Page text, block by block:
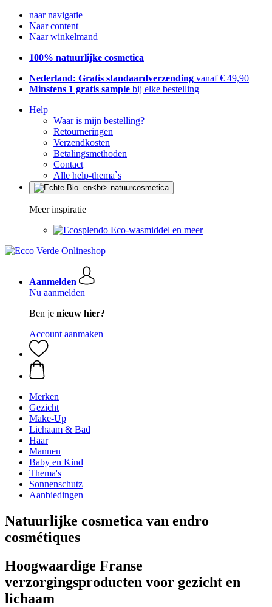
naar navigatie
Naar content
Naar winkelmand
100% natuurlijke cosmetica
Nederland: Gratis standaardverzending vanaf € 49,90
Minstens 1 gratis sample bij elke bestelling
Help
Waar is mijn bestelling?
Retourneringen
Verzendkosten
Betalingsmethoden
Contact
Alle help-thema`s
Meer inspiratie
Eco-wasmiddel en meer
Aanmelden
Nu aanmelden
Ben je nieuw hier?
Account aanmaken
Merken
Gezicht
Make-Up
Lichaam & Bad
Haar
Mannen
Baby en Kind
Thema's
Sonnenschutz
Aanbiedingen
Natuurlijke cosmetica van endro
cosmétiques
Hoogwaardige Franse
verzorgingsproducten voor gezicht en
lichaam